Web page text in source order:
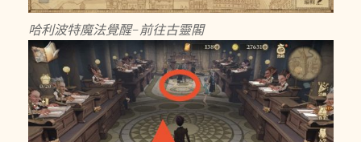
哈利波特魔法覺醒-前往古靈閣